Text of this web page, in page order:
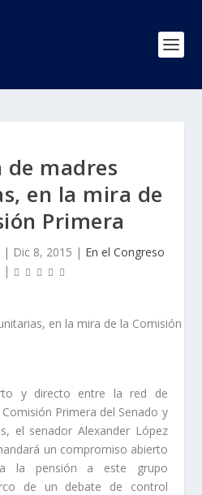
de madres
en la mira de
Primera
| Dic 8, 2015 | En el Congreso
|
y directo entre la red de
Primera del Senado y
el senador Alexander López
un compromiso abierto
la pensión a este grupo
de un debate de control